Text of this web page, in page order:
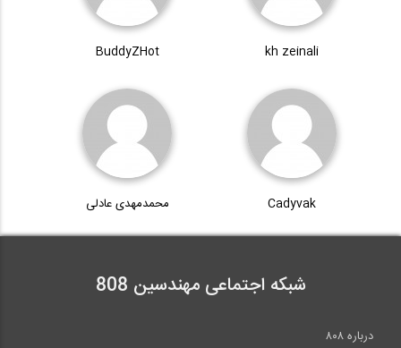
kh zeinali
BuddyZHot
Cadyvak محمدمهدی عادلی
شبکه اجتماعی مهندسین 808
درباره ۸۰۸